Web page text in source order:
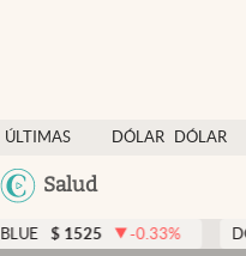
ÚLTIMAS
NOTICIAS
DÓLAR
DÓLAR
Salud
Dólar
Members
Economía y Política
-0.33 % DÓLAR TARJETA